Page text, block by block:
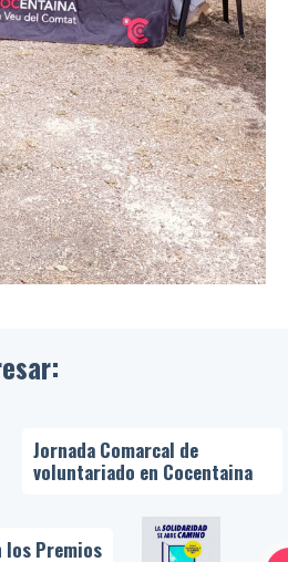
Jornada Comarcal de
voluntariado en Cocentaina
los Premios